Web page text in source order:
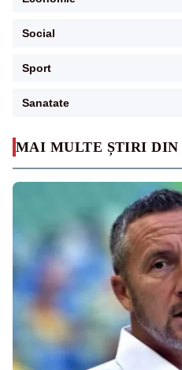
MAI MULTE ȘTIRI DIN
Social
Sport
Sanatate